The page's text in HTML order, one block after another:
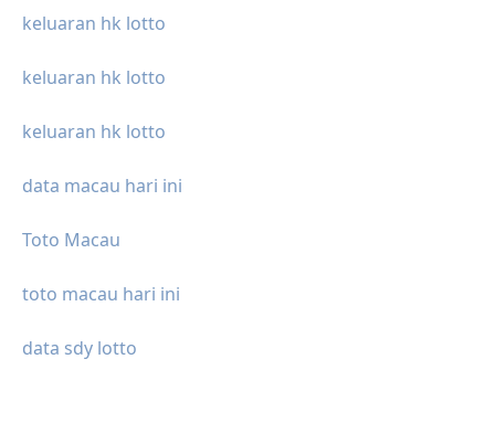
keluaran hk lotto
keluaran hk lotto
keluaran hk lotto
data macau hari ini
Toto Macau
toto macau hari ini
data sdy lotto